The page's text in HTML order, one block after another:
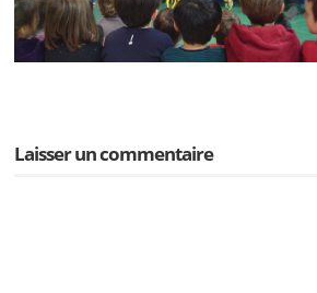
Laisser un commentaire